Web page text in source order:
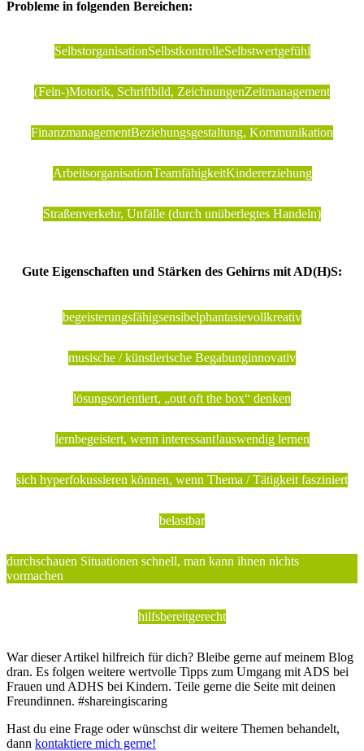
Probleme in folgenden Bereichen:
SelbstorganisationSelbstkontrolleSelbstwertgefühl
(Fein-)Motorik, Schriftbild, ZeichnungenZeitmanagement
FinanzmanagementBeziehungsgestaltung, Kommunikation
ArbeitsorganisationTeamfähigkeitKindererziehung
Straßenverkehr, Unfälle (durch unüberlegtes Handeln)
Gute Eigenschaften und Stärken des Gehirns mit AD(H)S:
begeisterungsfähigsensibelphantasievollkreativ
musische / künstlerische Begabunginnovativ
lösungsorientiert, „out oft the box“ denken
lernbegeistert, wenn interessant!auswendig lernen
sich hyperfokussieren können, wenn Thema / Tätigkeit fasziniert
belastbar
durchschauen Situationen schnell, man kann ihnen nichts
vormachen
hilfsbereitgerecht
War dieser Artikel hilfreich für dich? Bleibe gerne auf meinem Blog
dran. Es folgen weitere wertvolle Tipps zum Umgang mit ADS bei
Frauen und ADHS bei Kindern. Teile gerne die Seite mit deinen
Freundinnen. #shareingiscaring
Hast du eine Frage oder wünschst dir weitere Themen behandelt,
dann kontaktiere mich gerne!